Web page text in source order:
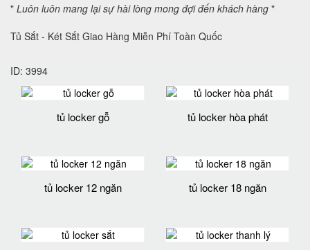
" Luôn luôn mang lại sự hài lòng mong đợi đến khách hàng "
Tủ Sắt - Két Sắt Giao Hàng Miễn Phí Toàn Quốc
ID: 3994
tủ locker gỗ tủ locker hòa phát
tủ locker 12 ngăn tủ locker 18 ngăn